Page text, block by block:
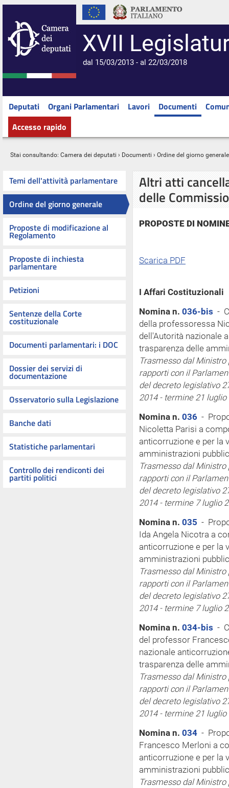
XVII
dal 15/03/2013 - al 22/03/2018
Deputati Organi Parlamentari Lavori Documenti
Accesso rapido
Stai consultando: Camera dei deputati › Documenti › Ordine del giorno generale
Temi dell'attività parlamentare
Ordine del giorno generale
Proposte di modificazione al
Regolamento
Proposte di inchiesta
parlamentare
Petizioni
Sentenze della Corte
costituzionale
Documenti parlamentari: i DOC
Dossier dei servizi di
documentazione
Osservatorio sulla Legislazione
Banche dati
Statistiche parlamentari
Controllo dei rendiconti dei
partiti politici
Altri atti
delle
PROPOSTE DI
Scarica PDF
I Affari Costituzionali
Nomina n. 036-bis -
della professoressa
dell'Autorità nazionale
trasparenza delle
Trasmesso dal
rapporti con il
del decreto legislativo
2014 - termine 21 luglio
Nomina n. 036 -
Nicoletta Parisi a
anticorruzione e per la
amministrazioni
Trasmesso dal
rapporti con il
del decreto legislativo
2014 - termine 7 luglio
Nomina n. 035 -
Ida Angela Nicotra a
anticorruzione e per la
amministrazioni
Trasmesso dal
rapporti con il
del decreto legislativo
2014 - termine 7 luglio
Nomina n. 034-bis -
del professor
nazionale
trasparenza delle
Trasmesso dal
rapporti con il
del decreto legislativo
2014 - termine 21 luglio
Nomina n. 034 -
Francesco Merloni a
anticorruzione e per la
amministrazioni
Trasmesso dal